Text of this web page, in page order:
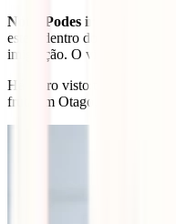
Nota
Podes ir e voltar do
esteja dentro do prazo dos
imigração. O visto possui
Há outro visto temporário
fruta em Otago,
está a